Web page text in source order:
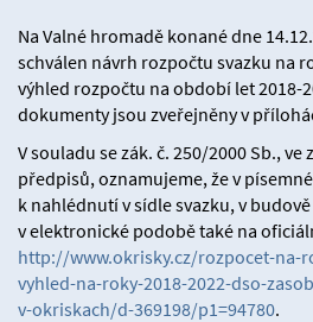
Na Valné hromadě konané dne
schválen návrh rozpočtu svazku na
výhled rozpočtu na období let 2018-
dokumenty jsou zveřejněny v
V souladu se zák. č. 250/2000 Sb.,
předpisů, oznamujeme, že v
k nahlédnutí v sídle svazku, v
v elektronické podobě také na
http://www.okrisky.cz/rozpocet-na-
vyhled-na-roky-2018-2022-dso-
v-okriskach/d-369198/p1=94780.